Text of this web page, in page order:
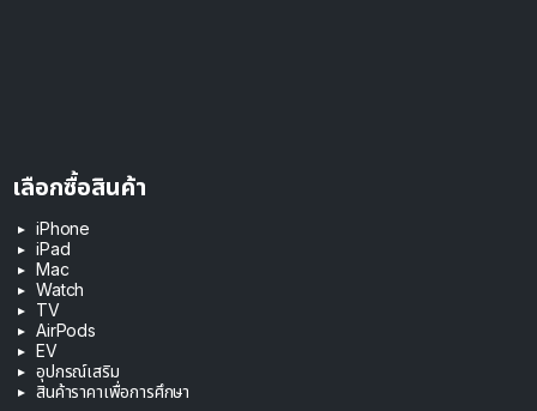
เลือกซื้อสินค้า
iPhone
iPad
Mac
Watch
TV
AirPods
EV
อุปกรณ์เสริม
สินค้าราคาเพื่อการศึกษา